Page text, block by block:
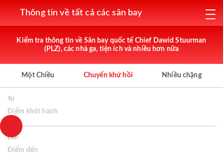
Thông tin về tất cả các sân bay
Kiểm tra thông tin về Sân bay quốc tế Chief Dawid Stuurman
(PLZ), các nhà ga, tiện ích và nhiều hơn nữa
Một Chiều Chuyến khứ hồi Nhiều chặng
Từ
Điểm khởi hành
Đến
Điểm đến